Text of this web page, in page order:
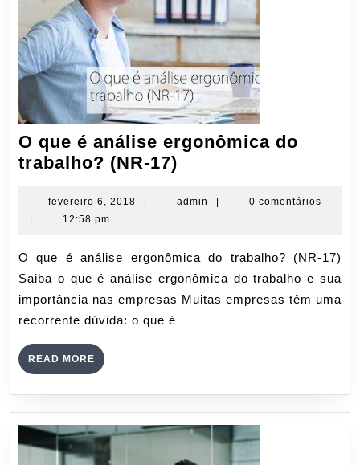
O que é análise ergonômica do
trabalho? (NR-17)
é
do
trabalho?
(NR-
fevereiro 6, 2018
fevereiroadmin admin
0 comentários
12:58 pm
O que é análise ergonômica do trabalho? (NR-17)
Saiba o que é análise ergonômica do trabalho e sua
importância nas empresas Muitas empresas têm uma
recorrente dúvida: o que é
READ MORE READ
MORE